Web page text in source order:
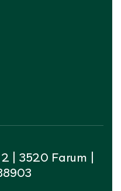
| 3520 Farum |